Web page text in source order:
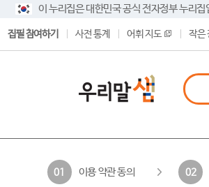
이 누리집은 대한민국 공식 전자정부 누리집
집필 참여하기 사전 통계 어휘 지도 작은
01 이용 약관 동의 02